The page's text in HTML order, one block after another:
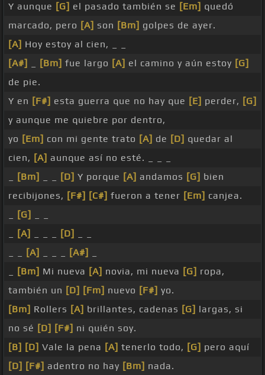
Y aunque [G] el pasado también se [Em] quedó
marcado, pero [A] son [Bm] golpes de ayer.
[A] Hoy estoy al cien, _ _
[A#]
[Bm] fue largo [A] el camino y aún estoy [G]
de pie.
Y en [F#] esta guerra que no hay que [E] perder, [G]
y aunque me quiebre por dentro,
yo [Em] con mi gente trato [A] de [D] quedar al
cien, [A] aunque así no esté. _ _ _
[Bm] [D] Y porque [A] andamos [G] bien
recibijones, [F#] [C#] fueron a tener [Em] canjea.
[G]
[A] [D]
[A] [A#]
[Bm] Mi nueva [A] novia, mi nueva [G] ropa,
también un [D] [Fm] nuevo [F#] yo.
[Bm] Rollers [A] brillantes, cadenas [G] largas, si
no sé [D] [F#] ni quién soy.
[B] [D] Vale la pena [A] tenerlo todo, [G] pero aquí
[D] [F#] adentro no hay [Bm] nada.